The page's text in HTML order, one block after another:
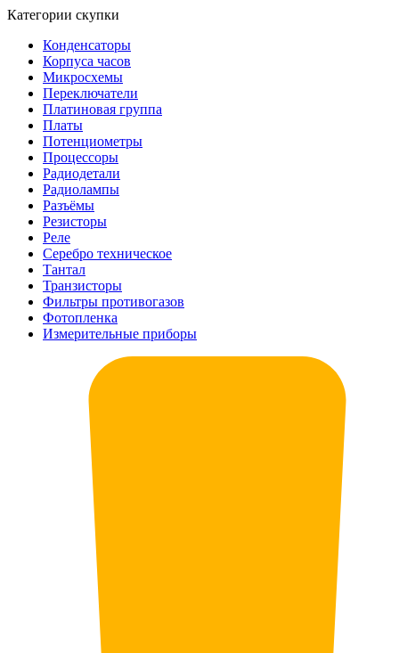
Категории скупки
Конденсаторы
Корпуса часов
Микросхемы
Переключатели
Платиновая группа
Платы
Потенциометры
Процессоры
Радиодетали
Радиолампы
Разъёмы
Резисторы
Реле
Серебро техническое
Тантал
Транзисторы
Фильтры противогазов
Фотопленка
Измерительные приборы